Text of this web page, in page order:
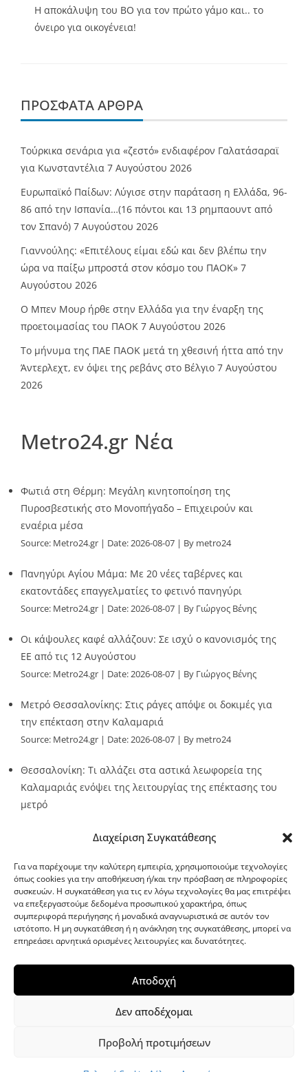
Διαχείριση Συγκατάθεσης
Για να παρέχουμε την καλύτερη εμπειρία, χρησιμοποιούμε τεχνολογίες
όπως cookies για την αποθήκευση ή/και την πρόσβαση σε πληροφορίες
συσκευών. Η συγκατάθεση για τις εν λόγω τεχνολογίες θα μας επιτρέψει
να επεξεργαστούμε δεδομένα προσωπικού χαρακτήρα, όπως
συμπεριφορά περιήγησης ή μοναδικά αναγνωριστικά σε αυτόν τον
ιστότοπο. Η μη συγκατάθεση ή η ανάκληση της συγκατάθεσης, μπορεί να
επηρεάσει αρνητικά ορισμένες λειτουργίες και δυνατότητες.
Αποδοχή
Δεν αποδέχομαι
Προβολή προτιμήσεων
Η αποκάλυψη του ΒΟ για τον πρώτο γάμο και.. το
όνειρο για οικογένεια!
ΠΡΌΣΦΑΤΑ ΆΡΘΡΑ
Τούρκικα σενάρια για «ζεστό» ενδιαφέρον Γαλατάσαραϊ
για Κωνσταντέλια 7 Αυγούστου 2026
Ευρωπαϊκό Παίδων: Λύγισε στην παράταση η Ελλάδα, 96-
86 από την Ισπανία…(16 πόντοι και 13 ρημπαουντ από
τον Σπανό) 7 Αυγούστου 2026
Γιαννούλης: «Επιτέλους είμαι εδώ και δεν βλέπω την
ώρα να παίξω μπροστά στον κόσμο του ΠΑΟΚ» 7
Αυγούστου 2026
O Mπεν Μουρ ήρθε στην Ελλάδα για την έναρξη της
προετοιμασίας του ΠΑΟΚ 7 Αυγούστου 2026
Το μήνυμα της ΠΑΕ ΠΑΟΚ μετά τη χθεσινή ήττα από την
Άντερλεχτ, εν όψει της ρεβάνς στο Βέλγιο 7 Αυγούστου
2026
Metro24.gr Νέα
Φωτιά στη Θέρμη: Μεγάλη κινητοποίηση της
Πυροσβεστικής στο Μονοπήγαδο – Επιχειρούν και
εναέρια μέσα
Source: Metro24.gr Date: 2026-08-07 By metro24
Πανηγύρι Αγίου Μάμα: Με 20 νέες ταβέρνες και
εκατοντάδες επαγγελματίες το φετινό πανηγύρι
Source: Metro24.gr Date: 2026-08-07 By Γιώργος Βένης
Οι κάψουλες καφέ αλλάζουν: Σε ισχύ ο κανονισμός της
ΕΕ από τις 12 Αυγούστου
Source: Metro24.gr Date: 2026-08-07 By Γιώργος Βένης
Μετρό Θεσσαλονίκης: Στις ράγες απόψε οι δοκιμές για
την επέκταση στην Καλαμαριά
Source: Metro24.gr Date: 2026-08-07 By metro24
Θεσσαλονίκη: Τι αλλάζει στα αστικά λεωφορεία της
Καλαμαριάς ενόψει της λειτουργίας της επέκτασης του
μετρό
G-point.gr